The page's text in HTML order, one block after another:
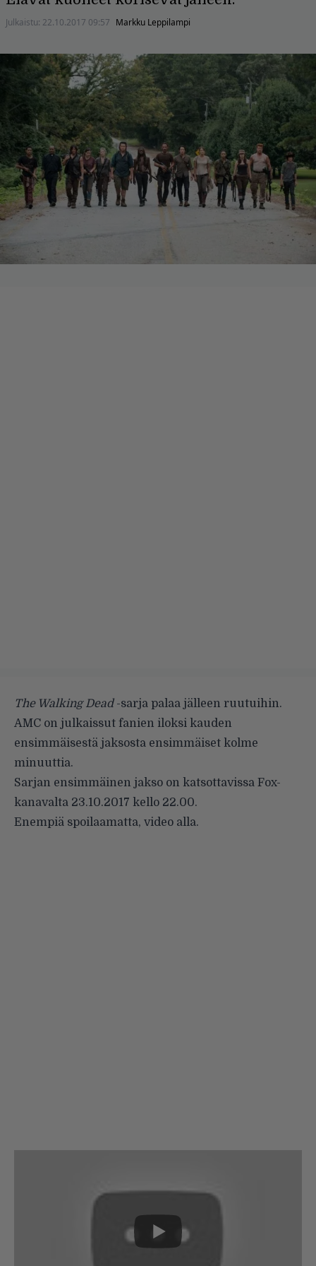
Julkaistu: 22.10.2017 09:57 Markku Leppilampi
The Walking Dead-sarja palaa jälleen ruutuihin.
AMC on julkaissut fanien iloksi kauden
ensimmäisestä jaksosta ensimmäiset kolme
minuuttia.
Sarjan ensimmäinen jakso on katsottavissa Fox-
kanavalta 23.10.2017 kello 22.00.
Enempiä spoilaamatta, video alla.